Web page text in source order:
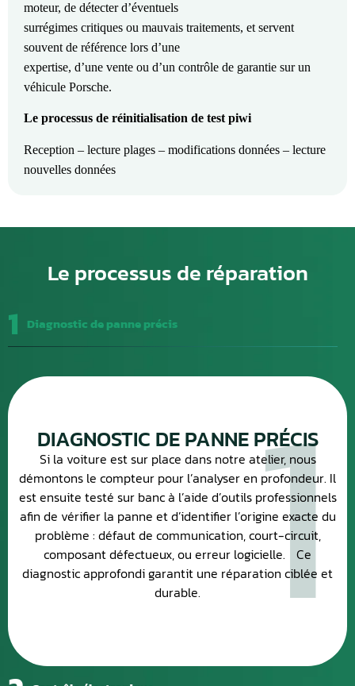
moteur, de détecter d’éventuels
surrégimes critiques ou mauvais traitements, et servent
souvent de référence lors d’une
expertise, d’une vente ou d’un contrôle de garantie sur un
véhicule Porsche.
Le processus de réinitialisation de test piwi
Reception – lecture plages – modifications données – lecture
nouvelles données
Le processus de réparation
1 Diagnostic de panne précis
1
DIAGNOSTIC DE PANNE PRÉCIS
Si la voiture est sur place dans notre atelier, nous
démontons le compteur pour l’analyser en profondeur. Il
est ensuite testé sur banc à l’aide d’outils professionnels
afin de vérifier la panne et d’identifier l’origine exacte du
problème : défaut de communication, court-circuit,
composant défectueux, ou erreur logicielle. Ce
diagnostic approfondi garantit une réparation ciblée et
durable.